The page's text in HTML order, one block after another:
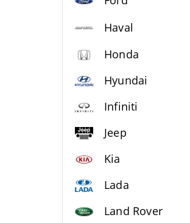
Haval
Honda
Hyundai
Infiniti
Jeep
Kia
Lada
Land Rover